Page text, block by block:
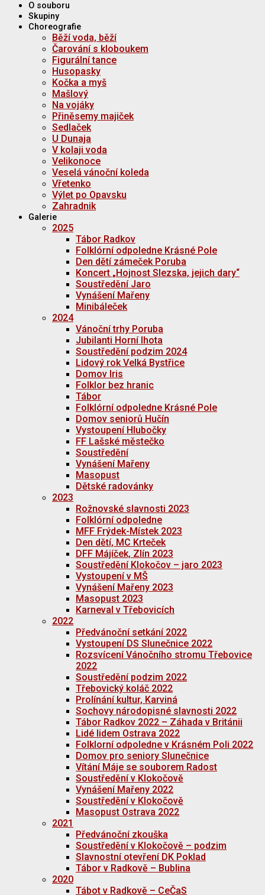
O souboru
Skupiny
Choreografie
Běží voda, běží
Čarování s kloboukem
Figurální tance
Husopasky
Kočka a myš
Mašlový
Na vojáky
Přiněsemy majiček
Sedlaček
U Dunaja
V kolaji voda
Velikonoce
Veselá vánoční koleda
Vřetenko
Výlet po Opavsku
Zahradnik
Galerie
2025
Tábor Radkov
Folklórní odpoledne Krásné Pole
Den dětí zámeček Poruba
Koncert „Hojnost Slezska, jejich dary“
Soustředění Jaro
Vynášení Mařeny
Minibáleček
2024
Vánoční trhy Poruba
Jubilanti Horní lhota
Soustředění podzim 2024
Lidový rok Velká Bystřice
Domov Iris
Folklor bez hranic
Tábor
Folklórní odpoledne Krásné Pole
Domov seniorů Hučín
Vystoupení Hlubočky
FF Lašské městečko
Soustředění
Vynášení Mařeny
Masopust
Dětské radovánky
2023
Rožnovské slavnosti 2023
Folklórní odpoledne
MFF Frýdek-Místek 2023
Den dětí, MC Krteček
DFF Májíček, Zlín 2023
Soustředění Klokočov – jaro 2023
Vystoupení v MŠ
Vynášení Mařeny 2023
Masopust 2023
Karneval v Třebovicích
2022
Předvánoční setkání 2022
Vystoupení DS Slunečnice 2022
Rozsvícení Vánočního stromu Třebovice
2022
Soustředění podzim 2022
Třebovický koláč 2022
Prolínání kultur, Karviná
Sochovy národopisné slavnosti 2022
Tábor Radkov 2022 – Záhada v Británii
Lidé lidem Ostrava 2022
Folklorní odpoledne v Krásném Poli 2022
Domov pro seniory Slunečnice
Vítání Máje se souborem Radost
Soustředění v Klokočově
Vynášení Mařeny 2022
Soustředění v Klokočově
Masopust Ostrava 2022
2021
Předvánoční zkouška
Soustředění v Klokočově – podzim
Slavnostní otevření DK Poklad
Tábor v Radkově – Bublina
2020
Tábot v Radkově – CeČaS